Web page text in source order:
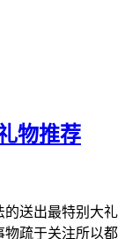
物推荐
的送出最特别大礼
物疏于关注所以都